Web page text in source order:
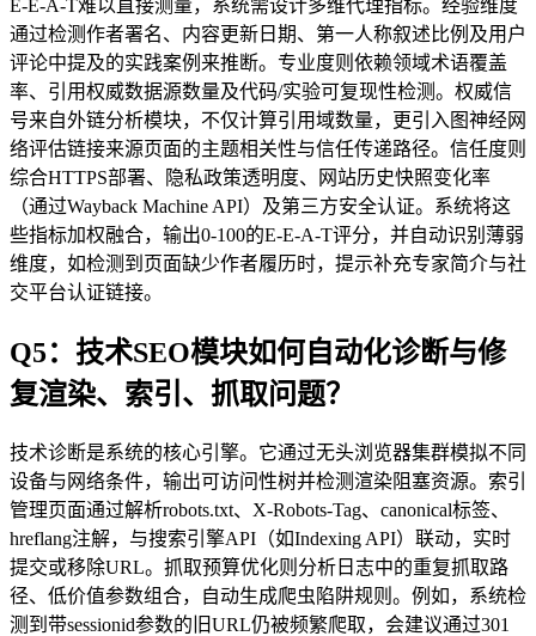
E-E-A-T难以直接测量，系统需设计多维代理指标。经验维度
通过检测作者署名、内容更新日期、第一人称叙述比例及用户
评论中提及的实践案例来推断。专业度则依赖领域术语覆盖
率、引用权威数据源数量及代码/实验可复现性检测。权威信
号来自外链分析模块，不仅计算引用域数量，更引入图神经网
络评估链接来源页面的主题相关性与信任传递路径。信任度则
综合HTTPS部署、隐私政策透明度、网站历史快照变化率
（通过Wayback Machine API）及第三方安全认证。系统将这
些指标加权融合，输出0-100的E-E-A-T评分，并自动识别薄弱
维度，如检测到页面缺少作者履历时，提示补充专家简介与社
交平台认证链接。
Q5：技术SEO模块如何自动化诊断与修
复渲染、索引、抓取问题？
技术诊断是系统的核心引擎。它通过无头浏览器集群模拟不同
设备与网络条件，输出可访问性树并检测渲染阻塞资源。索引
管理页面通过解析robots.txt、X-Robots-Tag、canonical标签、
hreflang注解，与搜索引擎API（如Indexing API）联动，实时
提交或移除URL。抓取预算优化则分析日志中的重复抓取路
径、低价值参数组合，自动生成爬虫陷阱规则。例如，系统检
测到带sessionid参数的旧URL仍被频繁爬取，会建议通过301